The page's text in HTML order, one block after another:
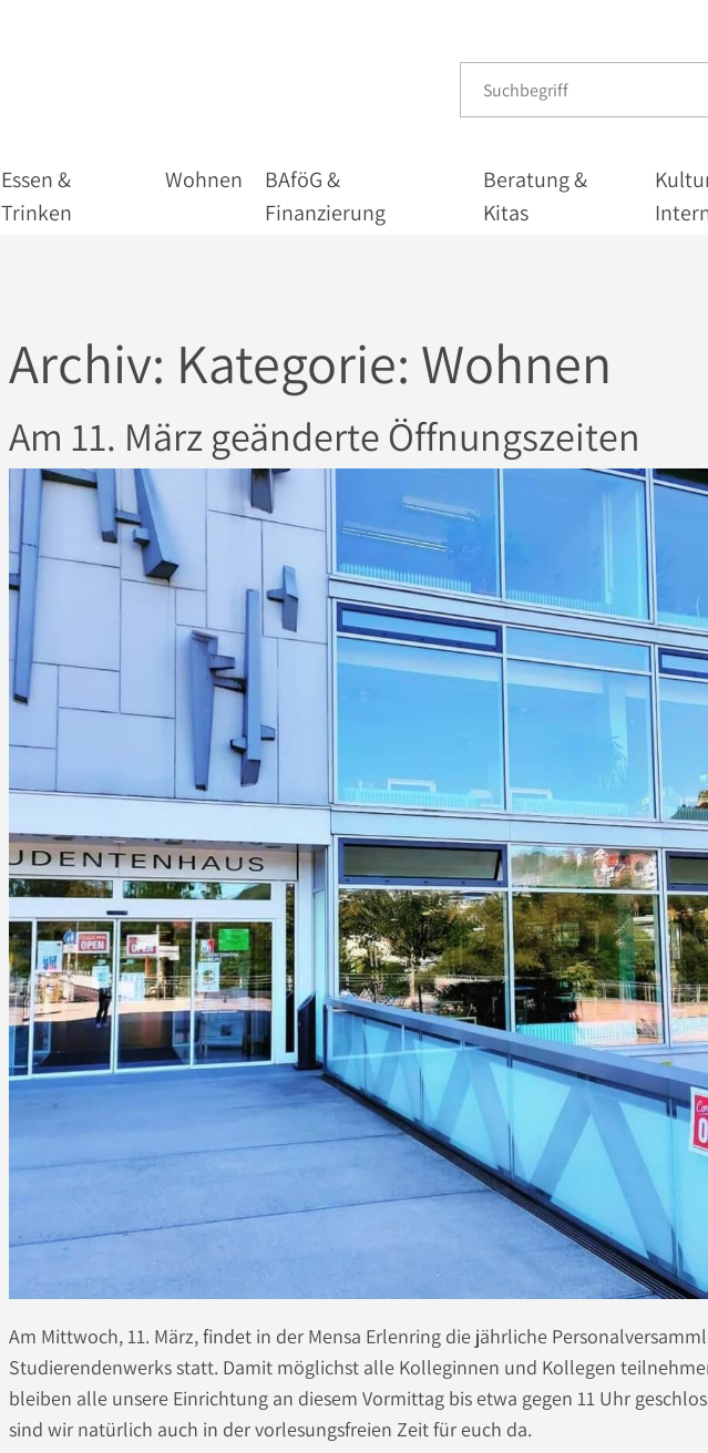
Essen &
Trinken
Wohnen
BAföG &
Finanzierung
Beratung &
Kitas
Archiv: Kategorie: Wohnen
Am 11. März geänderte Öffnungszeiten
Am Mittwoch, 11. März, findet in der Mensa Erlenring die jährliche
Studierendenwerks statt. Damit möglichst alle Kolleginnen und Kollegen
bleiben alle unsere Einrichtung an diesem Vormittag bis etwa gegen 11 Uhr
sind wir natürlich auch in der vorlesungsfreien Zeit für euch da.